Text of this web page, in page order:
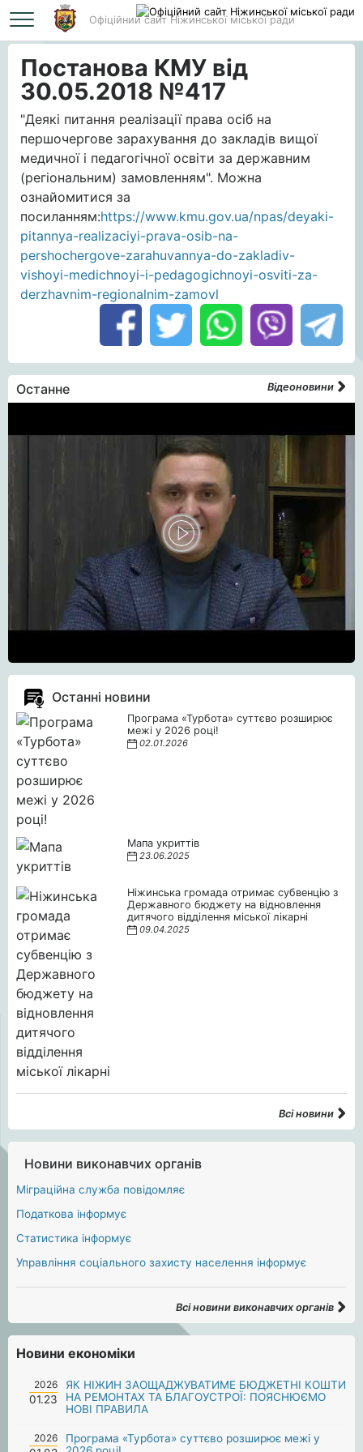
Офіційний сайт Ніжинської міської ради
Головна Постанова КМУ від 30.05.2018 №417
Постанова КМУ від
30.05.2018 №417
"Деякі питання реалізації права осіб на
першочергове зарахування до закладів вищої
медичної і педагогічної освіти за державним
(регіональним) замовленням". Можна
ознайомитися за
посиланням:https://www.kmu.gov.ua/npas/deyaki-
pitannya-realizaciyi-prava-osib-na-
pershochergove-zarahuvannya-do-zakladiv-
vishoyi-medichnoyi-i-pedagogichnoyi-osviti-za-
derzhavnim-regionalnim-zamovl
Останне Відеоновини
Останні новини
Програма «Турбота» суттєво розширює
межі у 2026 році!
02.01.2026
Мапа укриттів
23.06.2025
Ніжинська громада отримає субвенцію з
Державного бюджету на відновлення
дитячого відділення міської лікарні
09.04.2025
Всі новини
Новини виконавчих органів
Міграційна служба повідомляє
Податкова інформує
Статистика інформує
Управління соціального захисту населення інформує
Всі новини виконавчих органів
Новини економіки
2026
01.23
ЯК НІЖИН ЗАОЩАДЖУВАТИМЕ БЮДЖЕТНІ КОШТИ
НА РЕМОНТАХ ТА БЛАГОУСТРОЇ: ПОЯСНЮЄМО
НОВІ ПРАВИЛА
2026
Програма «Турбота» суттєво розширює межі у